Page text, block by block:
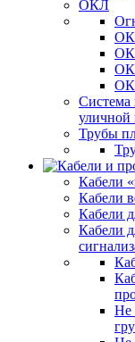
ОКЛ
Система
уличной
Трубы
Кабели
Кабели
Кабели
Кабели
Не